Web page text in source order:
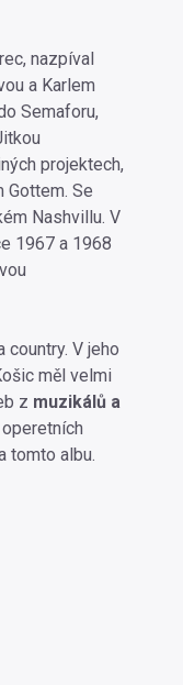
nazpíval
a Karlem
Semaforu,
projektech,
Gottem. Se
Nashvillu. V
1967 a 1968
V jeho
měl velmi
z muzikálů a
tomto albu.